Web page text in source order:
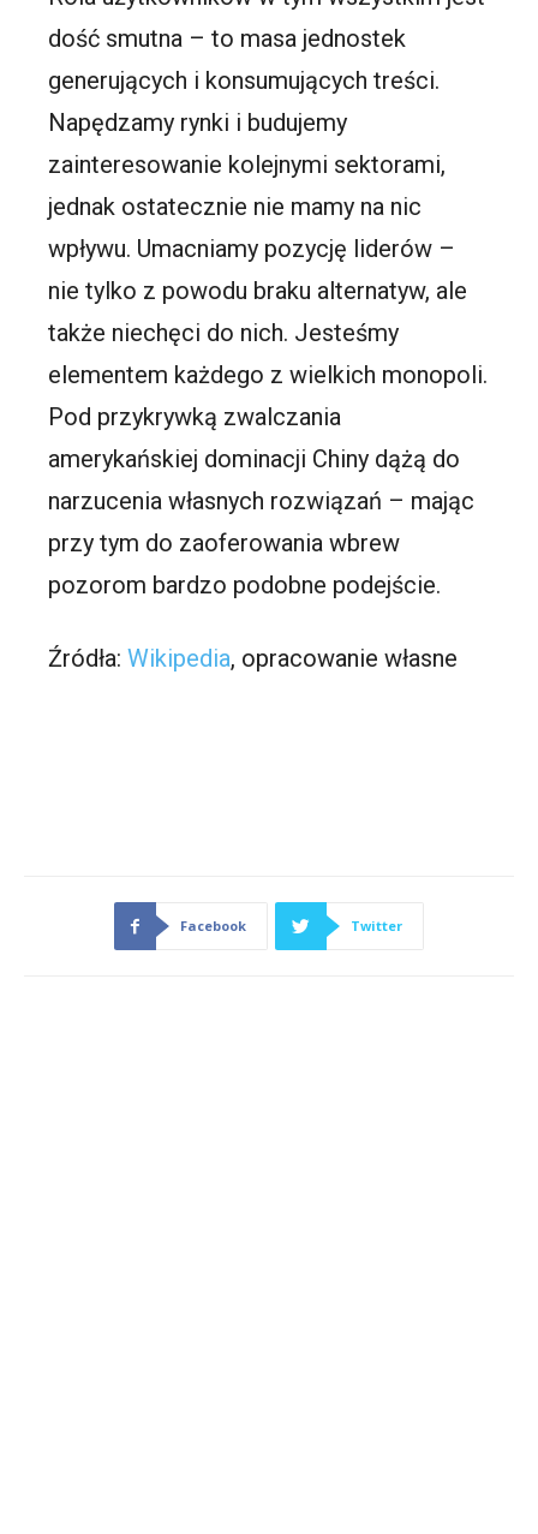
dość smutna – to masa jednostek
generujących i konsumujących treści.
Napędzamy rynki i budujemy
zainteresowanie kolejnymi sektorami,
jednak ostatecznie nie mamy na nic
wpływu. Umacniamy pozycję liderów –
nie tylko z powodu braku alternatyw, ale
także niechęci do nich. Jesteśmy
elementem każdego z wielkich monopoli.
Pod przykrywką zwalczania
amerykańskiej dominacji Chiny dążą do
narzucenia własnych rozwiązań – mając
przy tym do zaoferowania wbrew
pozorom bardzo podobne podejście.
Źródła:Wikipedia, opracowanie własne
Facebook Twitter